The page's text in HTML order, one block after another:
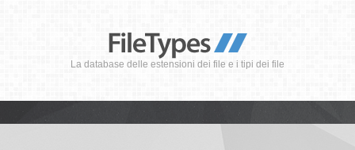
La database delle estensioni dei file e i tipi dei file